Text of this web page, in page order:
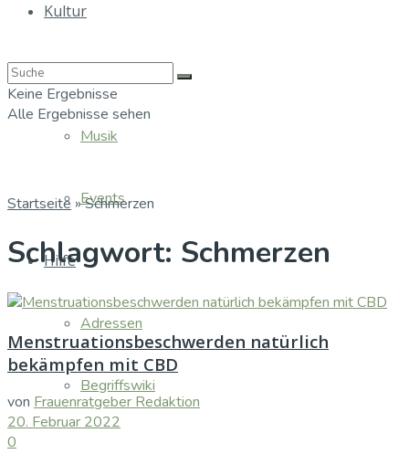
Kultur
Musik
Events
Hilfe
Adressen
Begriffswiki
Keine Ergebnisse
Alle Ergebnisse sehen
Startseite »Schmerzen
Schlagwort: Schmerzen
Menstruationsbeschwerden natürlich
bekämpfen mit CBD
von Frauenratgeber Redaktion
20. Februar 2022
0